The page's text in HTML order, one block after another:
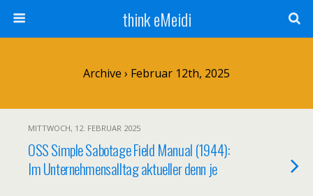
think eMeidi
Archive › Februar 12th, 2025
MITTWOCH, 12. FEBRUAR 2025
OSS Simple Sabotage Field Manual (1944):
Im Unternehmensalltag aktueller denn je